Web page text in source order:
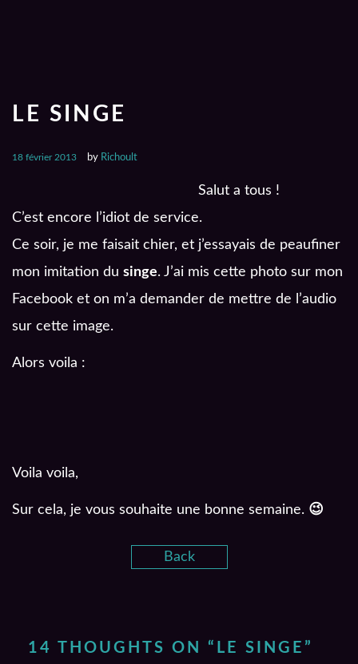
LE SINGE
18 février 2013 by Richoult
Salut a tous !
C’est encore l’idiot de service.
Ce soir, je me faisait chier, et j’essayais de peaufiner
mon imitation du singe. J’ai mis cette photo sur mon
Facebook et on m’a demander de mettre de l’audio
sur cette image.
Alors voila :
Voila voila,
Sur cela, je vous souhaite une bonne semaine. 😉
Back
14 THOUGHTS ON “ LE SINGE ”